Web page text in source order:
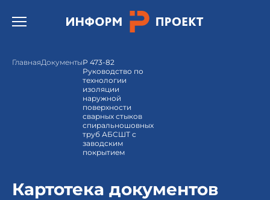
Открыть бургер меню.
ГлавнаяДокументыР 473-82
Руководство по
технологии
изоляции
наружной
поверхности
сварных стыков
спиральношовных
труб АБСШТ с
заводским
покрытием
Картотека документов